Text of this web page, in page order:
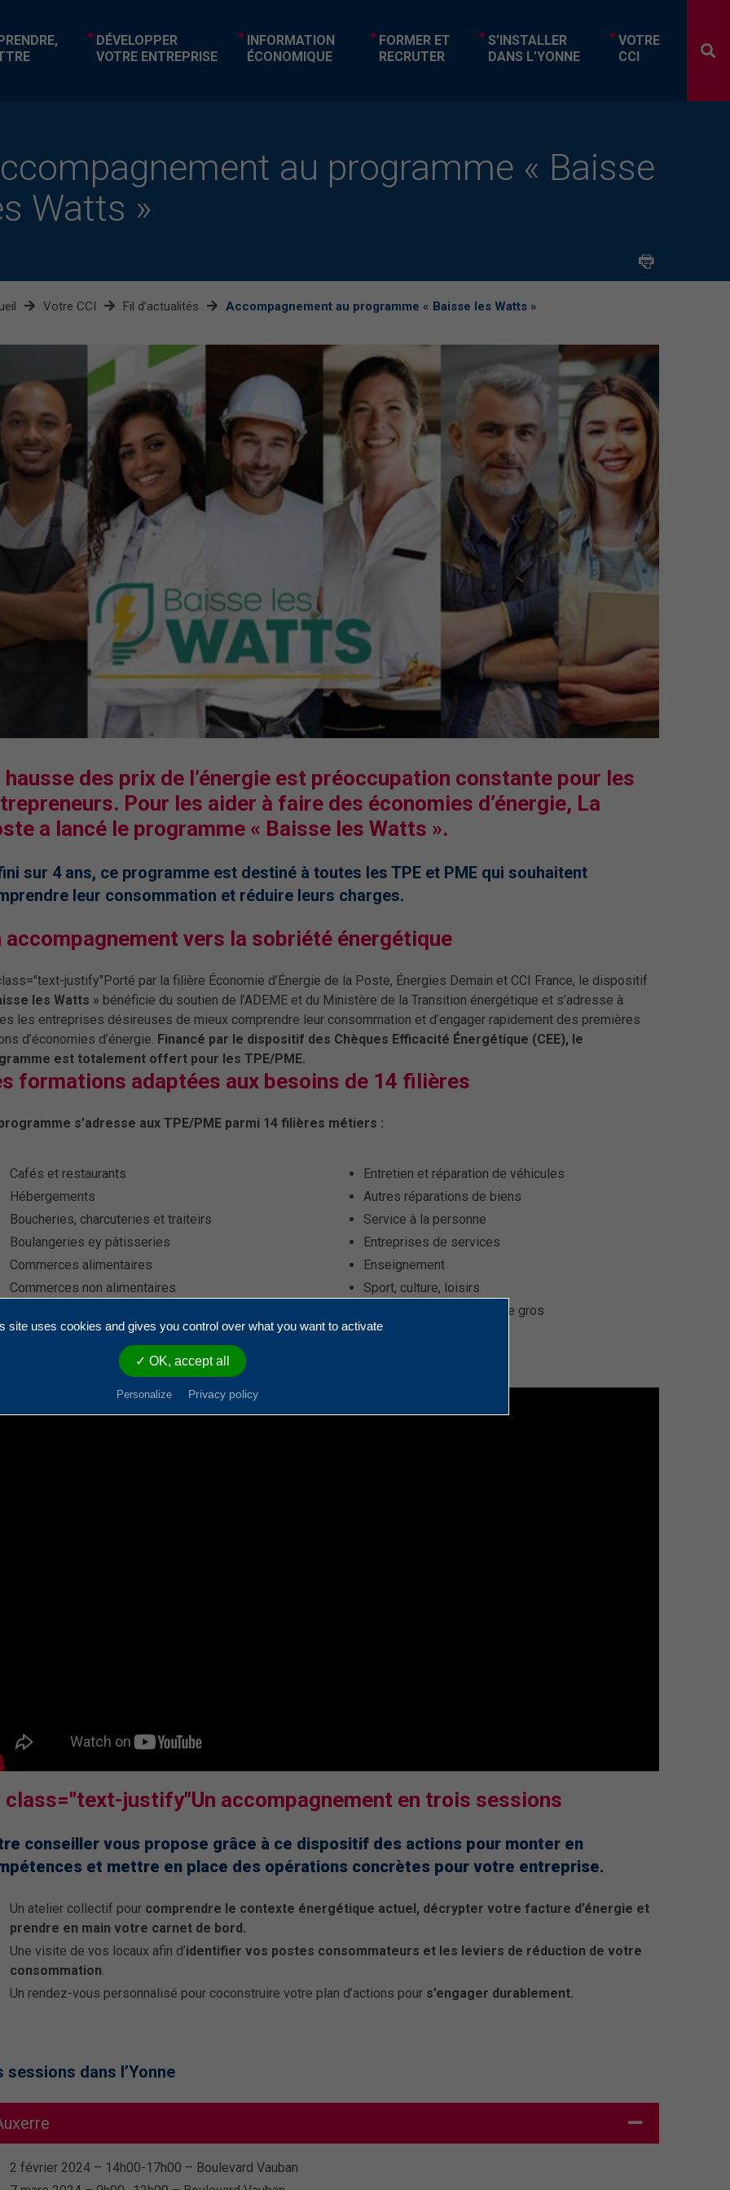
DÉVELOPPER
VOTRE ENTREPRISE
INFORMATION
ÉCONOMIQUE
FORMER ET
RECRUTER
S’INSTALLER
DANS L’YONNE
VOTRE
CCI
au programme « Baisse
Watts »
Votre CCI Fil d’actualités Accompagnement au programme « Baisse les Watts »
hausse des prix de l’énergie est préoccupation constante pour les
Pour les aider à faire des économies d’énergie, La
a lancé le programme « Baisse les Watts ».
sur 4 ans, ce programme est destiné à toutes les TPE et PME qui souhaitent
leur consommation et réduire leurs charges.
accompagnement vers la sobriété énergétique
justify"Porté par la filière Économie d’Énergie de la Poste, Énergies Demain et CCI France, le dispositif
les Watts » bénéficie du soutien de l’ADEME et du Ministère de la Transition énergétique et s’adresse à
les entreprises désireuses de mieux comprendre leur consommation et d’engager rapidement des premières
d’économies d’énergie. Financé par le dispositif des Chèques Efficacité Énergétique (CEE), le
est totalement offert pour les TPE/PME.
formations adaptées aux besoins de 14 filières
s’adresse aux TPE/PME parmi 14 filières métiers :
Cafés et restaurants
Hébergements
Boucheries, charcuteries et traiteirs
Boulangeries ey pâtisseries
Commerces alimentaires
Commerces non alimentaires
Entretien et réparation de véhicules
Autres réparations de biens
Service à la personne
Entreprises de services
Enseignement
Sport, culture, loisirs
Entrepôt et commerces de gros
BtoB
class="text-justify"Un accompagnement en trois sessions
conseiller vous propose grâce à ce dispositif des actions pour monter en
et mettre en place des opérations concrètes pour votre entreprise.
Un atelier collectif pour comprendre le contexte énergétique actuel, décrypter votre facture d’énergie et
prendre en main votre carnet de bord.
Une visite de vos locaux afin d’identifier vos postes consommateurs et les leviers de réduction de votre
consommation
Un rendez-vous personnalisé pour coconstruire votre plan d’actions pour s’engager durablement.
sessions dans l’Yonne
2 février 2024 – 14h00-17h00 – Boulevard Vauban
site uses cookies and gives you control over what you want to activate
✓ OK, accept all
Personalize Privacy policy